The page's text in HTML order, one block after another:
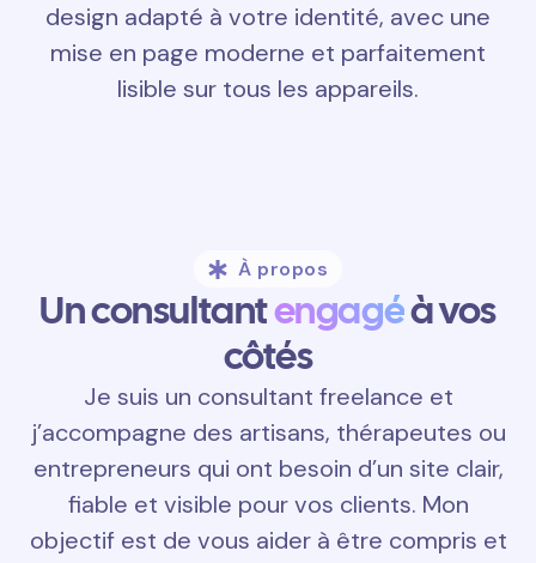
design adapté à votre identité, avec une
mise en page moderne et parfaitement
lisible sur tous les appareils.
À propos
Un consultantengagéà vos
côtés
Je suis un consultant freelance et
j’accompagne des artisans, thérapeutes ou
entrepreneurs qui ont besoin d’un site clair,
fiable et visible pour vos clients. Mon
objectif est de vous aider à être compris et